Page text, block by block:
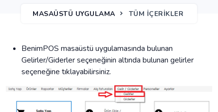
MASAÜSTÜ UYGULAMA TÜM İÇERİKLER
BenimPOS masaüstü uygulamasında bulunan
Gelirler/Giderler seçeneğinin altında bulunan gelirler
seçeneğine tıklayabilirsiniz.